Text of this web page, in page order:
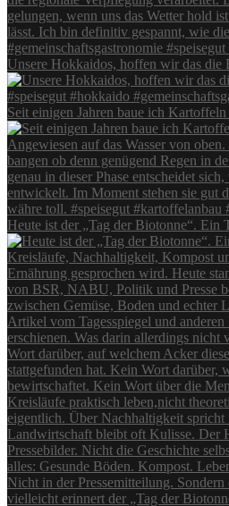
Unsere Hokkaidos, hoffen wir das die
Seit einigen Jahren baue ich
Heute ist der „Tag der Biotonne“. Ein